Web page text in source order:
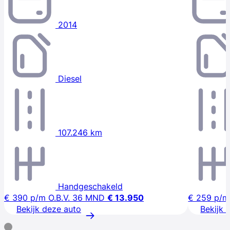
2014
Diesel
107.246 km
Handgeschakeld
€ 390 p/m O.B.V. 36 MND € 13.950
Bekijk deze auto
€ 259 p/m
Bekijk